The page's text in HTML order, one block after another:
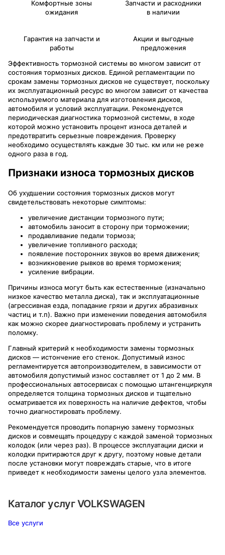
Комфортные зоны
ожидания
Запчасти и расходники
в наличии
Гарантия на запчасти и
работы
Акции и выгодные
предложения
Эффективность тормозной системы во многом зависит от
состояния тормозных дисков. Единой регламентации по
срокам замены тормозных дисков не существует, поскольку
их эксплуатационный ресурс во многом зависит от качества
используемого материала для изготовления дисков,
автомобиля и условий эксплуатации. Рекомендуется
периодическая диагностика тормозной системы, в ходе
которой можно установить процент износа деталей и
предотвратить серьезные повреждения. Проверку
необходимо осуществлять каждые 30 тыс. км или не реже
одного раза в год.
Признаки износа тормозных дисков
Об ухудшении состояния тормозных дисков могут
свидетельствовать некоторые симптомы:
увеличение дистанции тормозного пути;
автомобиль заносит в сторону при торможении;
продавливание педали тормоза;
увеличение топливного расхода;
появление посторонних звуков во время движения;
возникновение рывков во время торможения;
усиление вибрации.
Причины износа могут быть как естественные (изначально
низкое качество металла диска), так и эксплуатационные
(агрессивная езда, попадание грязи и других абразивных
частиц и т.п). Важно при изменении поведения автомобиля
как можно скорее диагностировать проблему и устранить
поломку.
Главный критерий к необходимости замены тормозных
дисков — истончение его стенок. Допустимый износ
регламентируется автопроизводителем, в зависимости от
автомобиля допустимый износ составляет от 1 до 2 мм. В
профессиональных автосервисах с помощью штангенциркуля
определяется толщина тормозных дисков и тщательно
осматривается их поверхность на наличие дефектов, чтобы
точно диагностировать проблему.
Рекомендуется проводить попарную замену тормозных
дисков и совмещать процедуру с каждой заменой тормозных
колодок (или через раз). В процессе эксплуатации диски и
колодки притираются друг к другу, поэтому новые детали
после установки могут повреждать старые, что в итоге
приведет к необходимости замены целого узла элементов.
Каталог услугVOLKSWAGEN
Все услуги